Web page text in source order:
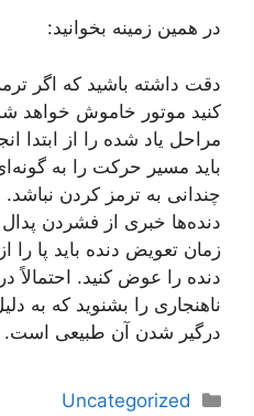
در همین زمینه بخوانید:
دقت داشته باشید که اگر
کنید موتور خاموش خواهد
مراحل یاد شده را از ابتدا
باید مسیر حرکت را به
چندانی به ترمز کردن
دنده‌ها خبری از فشردن پدال
زمان تعویض دنده باید پا
دنده را عوض کنید.
ناهنجاری را بشنوید که به
درگیر شدن آن طبیعی است.
دسته‌ها
Uncategorized